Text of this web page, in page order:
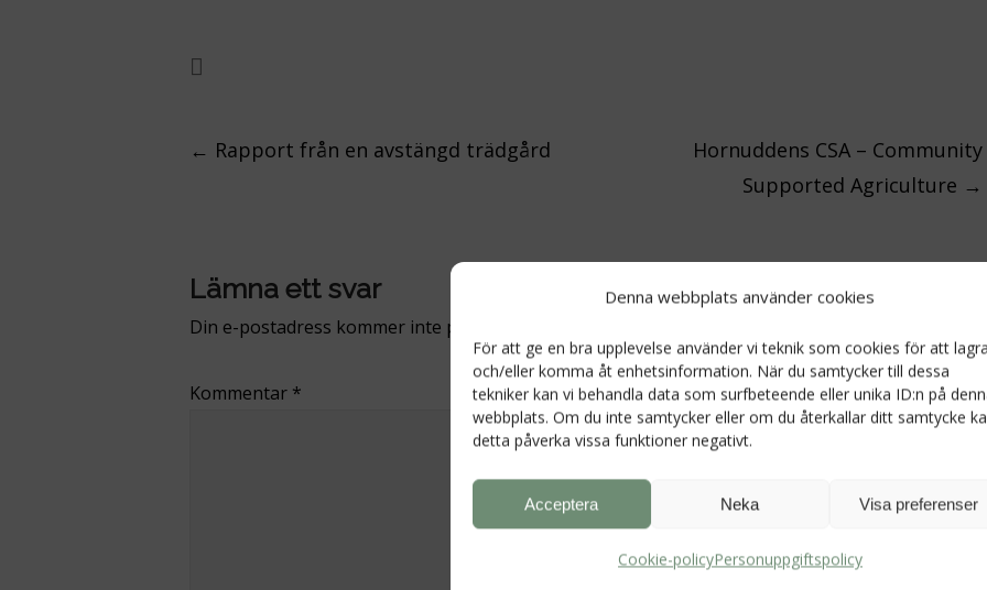
Denna webbplats använder cookies
För att ge en bra upplevelse använder vi teknik som cookies för att lagra
och/eller komma åt enhetsinformation. När du samtycker till dessa
tekniker kan vi behandla data som surfbeteende eller unika ID:n på
webbplats. Om du inte samtycker eller om du återkallar ditt samtycke
detta påverka vissa funktioner negativt.
Acceptera Neka Visa preferenser
Cookie-policyPersonuppgiftspolicy
Post
← Rapport från en avstängd trädgård
Hornuddens CSA – Community
Supported Agriculture →
Lämna ett svar
Din e-postadress kommer inte publiceras.
Kommentar *